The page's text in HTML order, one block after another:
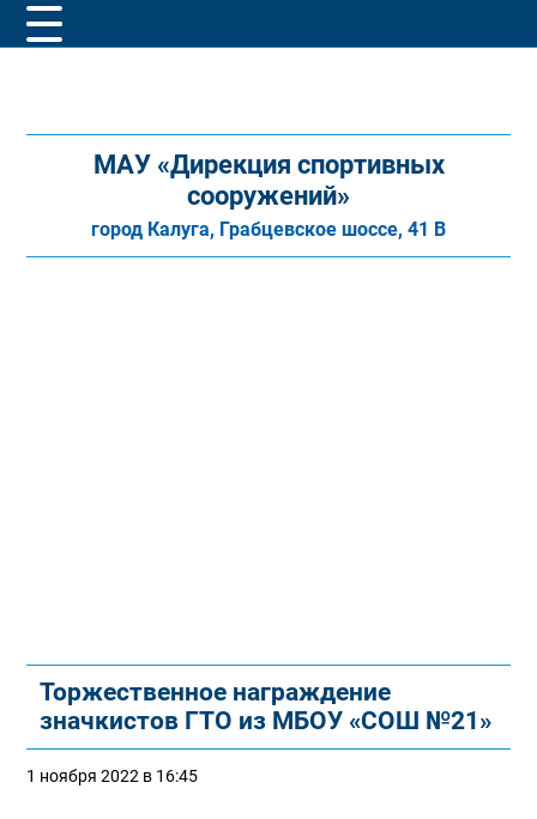
МАУ «Дирекция спортивных
сооружений»
город Калуга, Грабцевское шоссе, 41 В
Торжественное награждение
значкистов ГТО из МБОУ «СОШ №21»
1 ноября 2022 в 16:45